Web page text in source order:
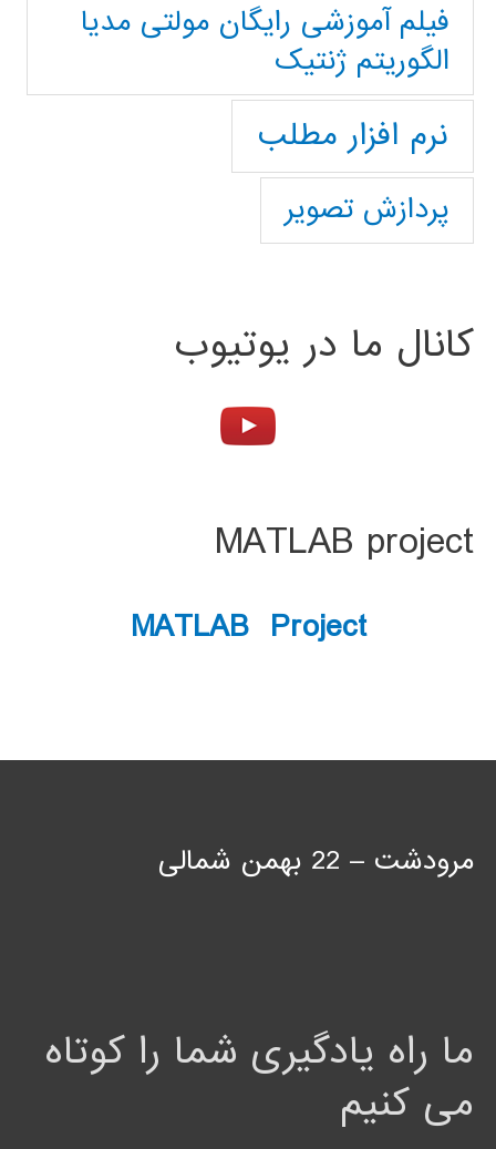
فیلم آموزشی رایگان مولتی مدیا
الگوریتم ژنتیک
نرم افزار مطلب
پردازش تصویر
کانال ما در یوتیوب
MATLAB project
MATLAB Project
مرودشت – 22 بهمن شمالی
ما راه یادگیری شما را کوتاه
می کنیم